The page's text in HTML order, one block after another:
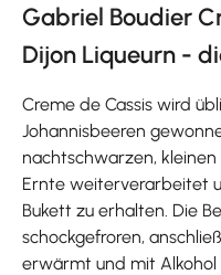
Gabriel Boudier
Dijon Liqueurn -
Creme de Cassis wird
Johannisbeeren
nachtschwarzen,
Ernte weiterverarbeitet
Bukett zu erhalten. Die
schockgefroren,
erwärmt und mit